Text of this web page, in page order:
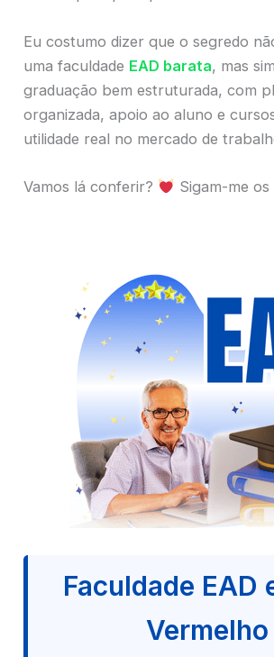
Eu costumo dizer que o segredo
uma faculdade EAD barata, mas
graduação bem estruturada, com
organizada, apoio ao aluno e
utilidade real no mercado de
Vamos lá conferir? Sigam-me os
Faculdade EAD
Vermelho